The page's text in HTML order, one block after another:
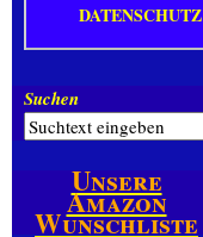
DATENSCHUTZ
Suchen
Unsere
Amazon
Wunschliste